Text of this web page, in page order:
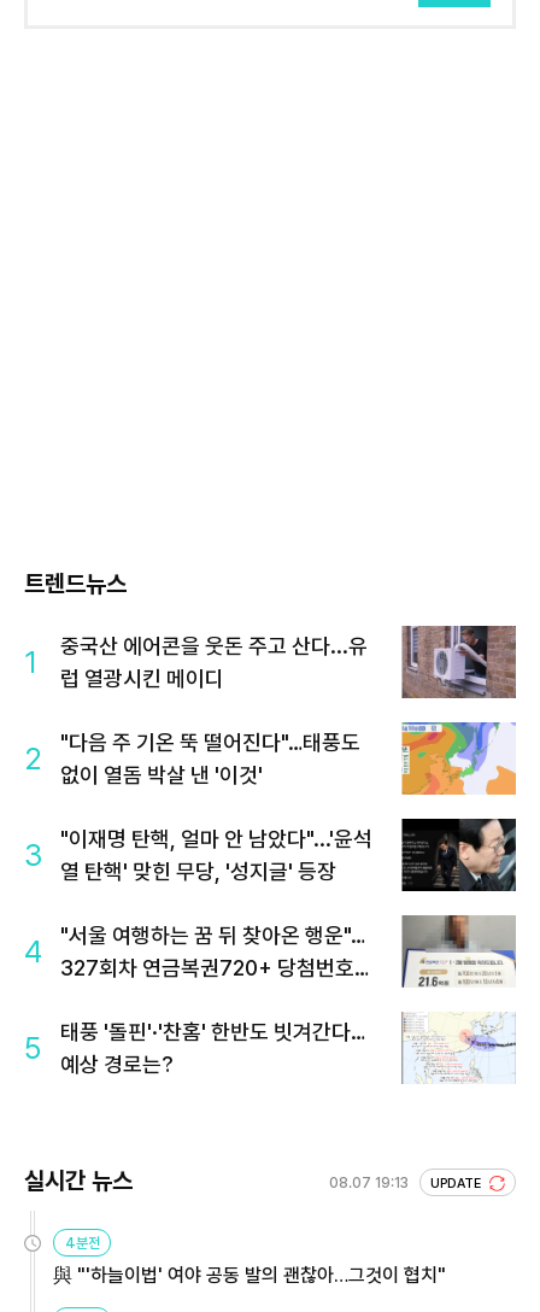
트렌드뉴스
1
중국산 에어콘을 웃돈 주고 산다...유
럽 열광시킨 메이디
2
"다음 주 기온 뚝 떨어진다"…태풍도
없이 열돔 박살 낸 '이것'
3
"이재명 탄핵, 얼마 안 남았다"...'윤석
열 탄핵' 맞힌 무당, '성지글' 등장
4
"서울 여행하는 꿈 뒤 찾아온 행운"…
327회차 연금복권720+ 당첨번호조
5
태풍 '돌핀'·'찬홈' 한반도 빗겨간다…
예상 경로는?
실시간 뉴스 08.07 19:13 UPDATE
4분전
與 "'하늘이법' 여야 공동 발의 괜찮아…그것이 협치"